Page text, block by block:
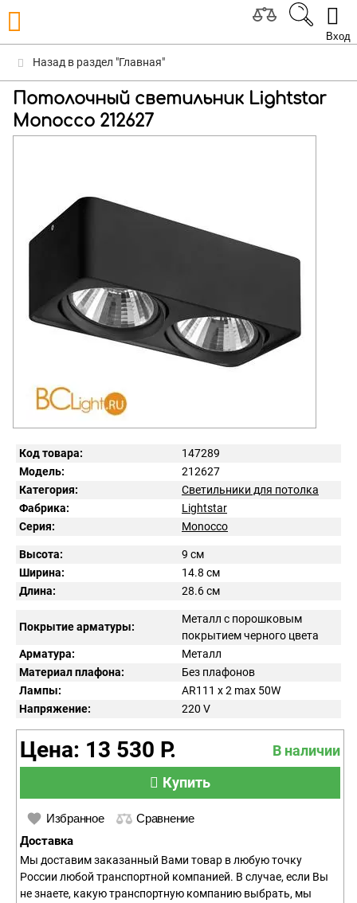
Вход
Назад в раздел "Главная"
Потолочный светильник Lightstar
Monocco 212627
Код товара:
147289
Модель:
212627
Категория:
Светильники для потолка
Фабрика:
Lightstar
Серия:
Monocco
Высота:
9 см
Ширина:
14.8 см
Длина:
28.6 см
Покрытие арматуры:
Металл с порошковым
покрытием черного цвета
Арматура:
Металл
Материал плафона:
Без плафонов
Лампы:
AR111 x 2 max 50W
Напряжение:
220 V
Цена: 13 530 Р.
В наличии
Купить
Избранное Сравнение
Доставка
Мы доставим заказанный Вами товар в любую точку
России любой транспортной компанией. В случае, если Вы
не знаете, какую транспортную компанию выбрать, мы